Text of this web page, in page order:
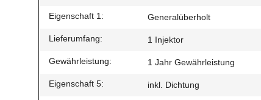
Eigenschaft 1: Generalüberholt
Lieferumfang: 1 Injektor
Gewährleistung: 1 Jahr Gewährleistung
Eigenschaft 5: inkl. Dichtung